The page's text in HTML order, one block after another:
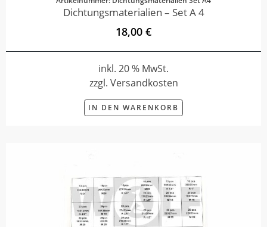
Dichtungsmaterialien – Set A 4
18,00 €
inkl. 20 % MwSt.
zzgl. Versandkosten
IN DEN WARENKORB